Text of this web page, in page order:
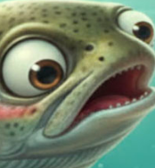
Bass,Black Bass,FreshWater